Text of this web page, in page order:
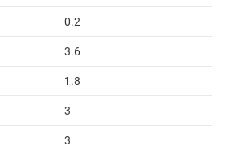
0.2
3.6
1.8
3
3